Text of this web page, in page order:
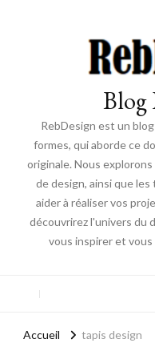
Blog
RebDesign est un
formes, qui aborde ce
originale. Nous
de design, ainsi que
aider à réaliser vos
découvrirez l'univers du
vous inspirer et
Accueil tapis design